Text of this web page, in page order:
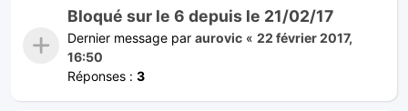
Bloqué sur le 6 depuis le 21/02/17
Dernier message par aurovic « 22 février 2017,
16:50
Réponses : 3